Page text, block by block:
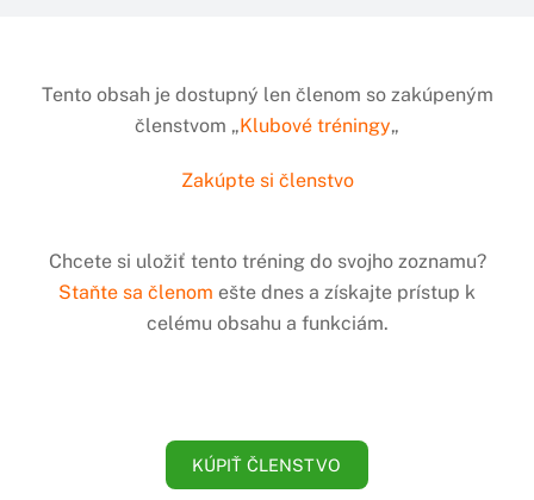
Tento obsah je dostupný len členom so zakúpeným
členstvom „Klubové tréningy„
Zakúpte si členstvo
Chcete si uložiť tento tréning do svojho zoznamu?
Staňte sa členom ešte dnes a získajte prístup k
celému obsahu a funkciám.
KÚPIŤ ČLENSTVO